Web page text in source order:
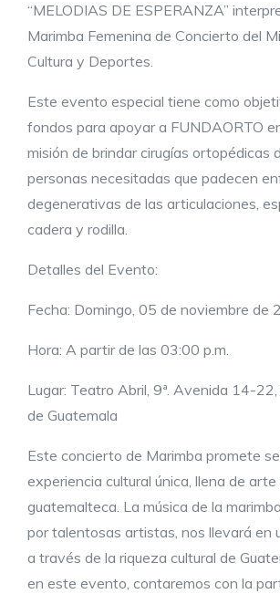
“MELODIAS DE ESPERANZA”
Marimba Femenina de Concierto del
Cultura y Deportes.
Este evento especial tiene como
fondos para apoyar a FUNDAORTO
misión de brindar cirugías ortopédicas
personas necesitadas que padecen
degenerativas de las articulaciones,
cadera y rodilla.
Detalles del Evento:
Fecha: Domingo, 05 de noviembre de
Hora: A partir de las 03:00 p.m.
Lugar: Teatro Abril, 9ª. Avenida 14-
de Guatemala
Este concierto de Marimba promete
experiencia cultural única, llena de
guatemalteca. La música de la
por talentosas artistas, nos llevará en
a través de la riqueza cultural de
en este evento, contaremos con la